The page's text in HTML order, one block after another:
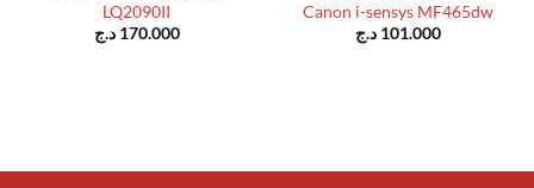
LQ2090II
170.000 د.ج
Canon i-sensys MF465dw
101.000 د.ج